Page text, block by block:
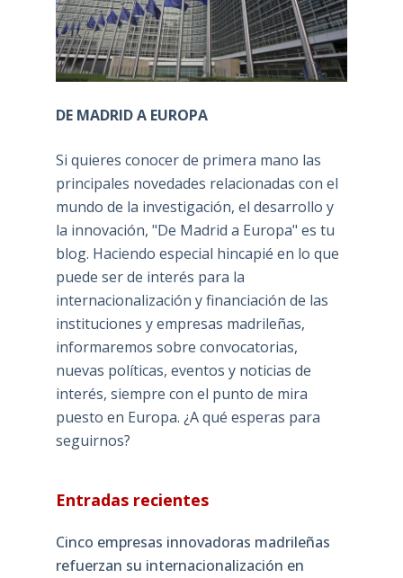
DE MADRID A EUROPA
Si quieres conocer de primera mano las
principales novedades relacionadas con el
mundo de la investigación, el desarrollo y
la innovación, "De Madrid a Europa" es tu
blog. Haciendo especial hincapié en lo que
puede ser de interés para la
internacionalización y financiación de las
instituciones y empresas madrileñas,
informaremos sobre convocatorias,
nuevas políticas, eventos y noticias de
interés, siempre con el punto de mira
puesto en Europa. ¿A qué esperas para
seguirnos?
Entradas recientes
Cinco empresas innovadoras madrileñas
refuerzan su internacionalización en